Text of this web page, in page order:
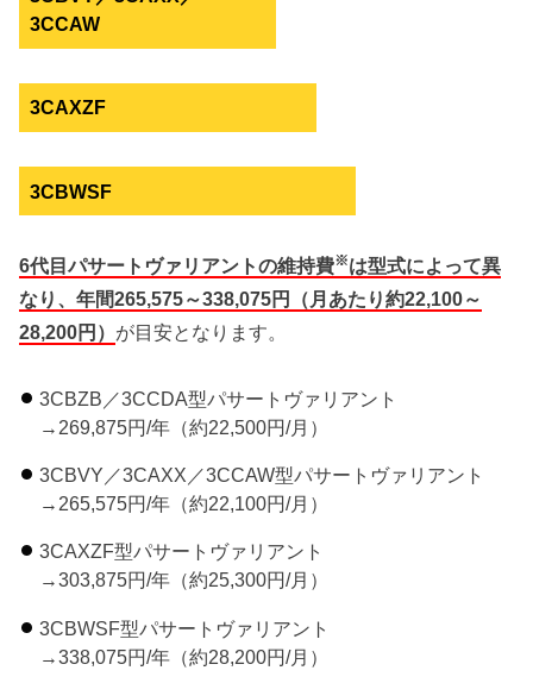
3CCAW
3CAXZF
3CBWSF
6代目パサートヴァリアントの維持費※は型式によって異
なり、年間265,575～338,075円（月あたり約22,100～
28,200円） が目安となります。
3CBZB／3CCDA型パサートヴァリアント
→269,875円/年（約22,500円/月）
3CBVY／3CAXX／3CCAW型パサートヴァリアント
→265,575円/年（約22,100円/月）
3CAXZF型パサートヴァリアント
→303,875円/年（約25,300円/月）
3CBWSF型パサートヴァリアント
→338,075円/年（約28,200円/月）